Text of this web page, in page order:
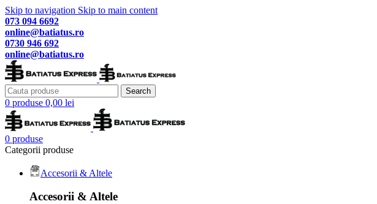
Skip to navigation Skip to main content
073 094 6692
online@batiatus.ro
0730 946 692
online@batiatus.ro
Search
0 produse 0,00 lei
0 produse
Categorii produse
Accesorii & Altele
Accesorii & Altele